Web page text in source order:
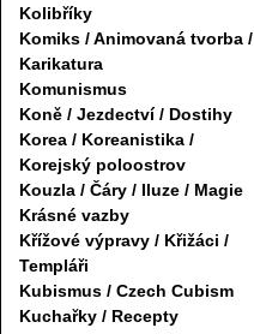
Kolibříky
Komiks / Animovaná tvorba /
Karikatura
Komunismus
Koně / Jezdectví / Dostihy
Korea / Koreanistika /
Korejský poloostrov
Kouzla / Čáry / Iluze / Magie
Krásné vazby
Křížové výpravy / Křižáci /
Templáři
Kubismus / Czech Cubism
Kuchařky / Recepty